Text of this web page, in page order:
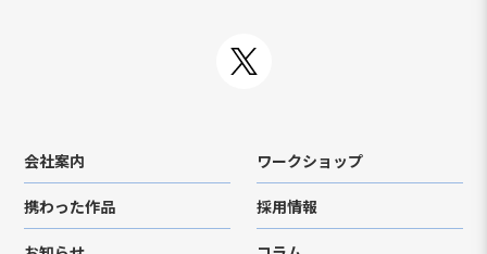
会社案内 ワークショップ
携わった作品 採用情報